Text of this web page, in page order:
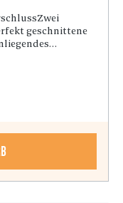
geschnittene